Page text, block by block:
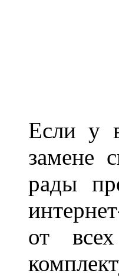
Если у
замене
рады
от